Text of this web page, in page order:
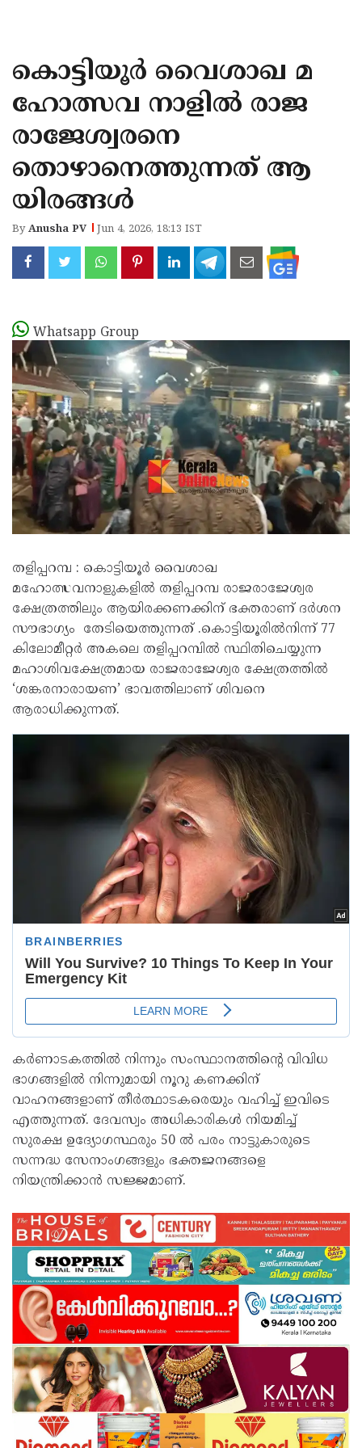
KANNUR
KASARAGOD
കൊട്ടിയൂർ വൈശാഖ മ
ഹോത്സവ നാളിൽ രാജ
രാജേശ്വരനെ
തൊഴാനെത്തുന്നത് ആ
യിരങ്ങൾ
ByAnusha PV Jun 4, 2026, 18:13 IST
Whatsapp Group
തളിപ്പറമ്പ : കൊട്ടിയൂർ വൈശാഖ
മഹോത്സവനാളുകളിൽ തളിപ്പറമ്പ രാജരാജേശ്വര
ക്ഷേത്രത്തിലും ആയിരക്കണക്കിന് ഭക്തരാണ് ദർശന
സൗഭാഗ്യം തേടിയെത്തുന്നത് .കൊട്ടിയൂരിൽനിന്ന് 77
കിലോമീറ്റർ അകലെ തളിപ്പറമ്പിൽ സ്ഥിതിചെയ്യുന്ന
മഹാശിവക്ഷേത്രമായ രാജരാജേശ്വര ക്ഷേത്രത്തിൽ
‘ശങ്കരനാരായണ’ ഭാവത്തിലാണ് ശിവനെ
ആരാധിക്കുന്നത്.
കർണാടകത്തിൽ നിന്നും സംസ്ഥാനത്തിന്റെ വിവിധ
ഭാഗങ്ങളിൽ നിന്നുമായി നൂറു കണക്കിന്
വാഹനങ്ങളാണ് തീർത്ഥാടകരെയും വഹിച്ച് ഇവിടെ
എത്തുന്നത്. ദേവസ്വം അധികാരികൾ നിയമിച്ച്
സുരക്ഷ ഉദ്യോഗസ്ഥരും 50 ൽ പരം നാട്ടുകാരുടെ
സന്നദ്ധ സേനാംഗങ്ങളും ഭക്തജനങ്ങളെ
നിയന്ത്രിക്കാൻ സജ്ജമാണ്.